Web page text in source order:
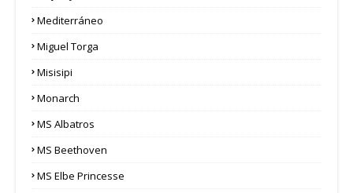
Mediterráneo
Miguel Torga
Misisipi
Monarch
MS Albatros
MS Beethoven
MS Elbe Princesse